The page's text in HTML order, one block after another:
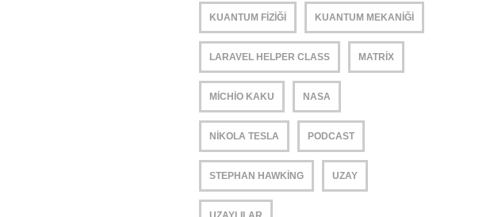
KUANTUM FIZIĞI KUANTUM MEKANIĞI
LARAVEL HELPER CLASS MATRIX
MICHIO KAKU NASA
NIKOLA TESLA PODCAST
STEPHAN HAWKING UZAY